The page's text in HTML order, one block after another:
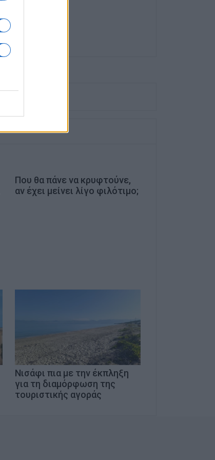
Που θα πάνε να κρυφτούνε,
αν έχει μείνει λίγο φιλότιμο;
Νισάφι πια με την έκπληξη
για τη διαμόρφωση της
τουριστικής αγοράς